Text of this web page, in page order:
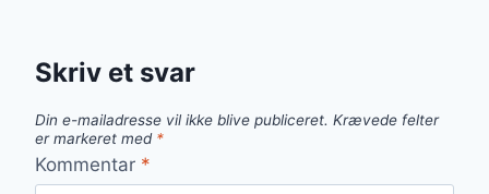
Skriv et svar
Din e-mailadresse vil ikke blive publiceret. Krævede felter
er markeret med *
Kommentar *